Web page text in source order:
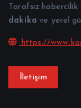
Tarafsız habercilik
dakika ve yerel
https://
İletişim